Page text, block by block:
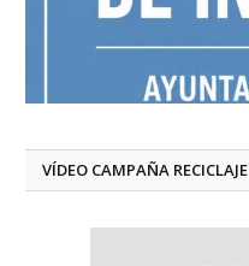
VÍDEO CAMPAÑA RECICLAJE